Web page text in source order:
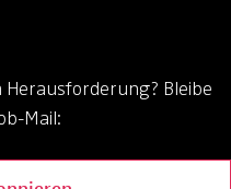
Herausforderung? Bleibe
Mail: